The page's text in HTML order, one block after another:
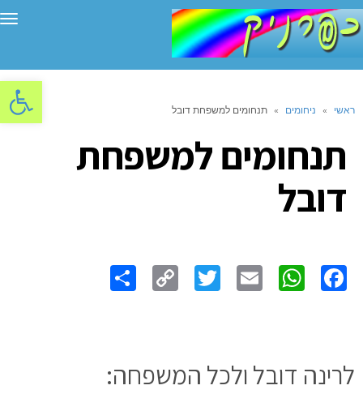
פתח
ראשי » ניחומים » תנחומים למשפחת דובל
תנחומים למשפחת
דובל
Link
לרינה דובל ולכל המשפחה: